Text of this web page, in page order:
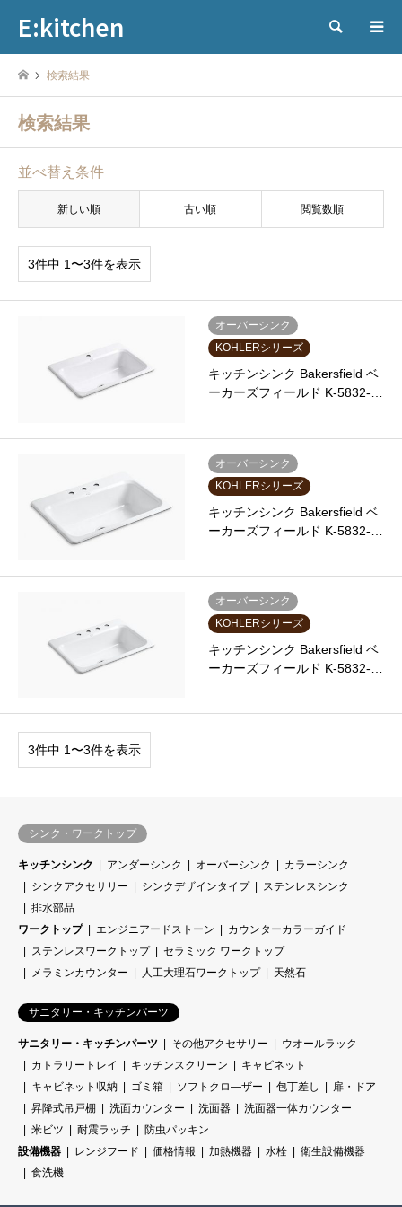
E:kitchen 検索
検索結果
検索結果
並べ替え条件
新しい順 古い順 閲覧数順
3件中 1〜3件を表示
オーバーシンク
KOHLERシリーズ
キッチンシンク Bakersfield ベ
ーカーズフィールド K-5832-…
オーバーシンク
KOHLERシリーズ
キッチンシンク Bakersfield ベ
ーカーズフィールド K-5832-…
オーバーシンク
KOHLERシリーズ
キッチンシンク Bakersfield ベ
ーカーズフィールド K-5832-…
3件中 1〜3件を表示
シンク・ワークトップ
キッチンシンク アンダーシンク オーバーシンク
カラーシンク
シンクアクセサリー
シンクデザインタイプ
ステンレスシンク
排水部品
ワークトップ
エンジニアードストーン
カウンターカラーガイド
ステンレスワークトップ
セラミック ワークトップ
メラミンカウンター
人工大理石ワークトップ 天然石
サニタリー・キッチンパーツ
サニタリー・キッチンパーツ その他アクセサリー
ウオールラック
カトラリートレイ
キッチンスクリーン
キャビネット
キャビネット収納
ゴミ箱 ソフトクロ―ザー 包丁差し
扉・ドア
昇降式吊戸棚
洗面カウンター 洗面器
洗面器一体カウンター
米ビツ
耐震ラッチ
防虫パッキン
設備機器
レンジフード 価格情報 加熱機器 水栓
衛生設備機器
食洗機